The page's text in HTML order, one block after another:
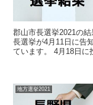
郡山市長選挙2021の
長選挙が4月11日に告
ています。 4月18日に
地方選挙2021